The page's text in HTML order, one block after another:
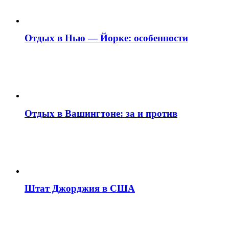
Отдых в Нью — Йорке: особенности
Отдых в Вашингтоне: за и против
Штат Джорджия в США